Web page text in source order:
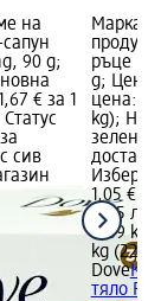
на
90 g;
€ за 1
сив
Марка:
ръце и
g; Цена:
цена:
kg);
зелен
1,05 €
2,05 лв.
0,09 kg
kg
Dove
тяло